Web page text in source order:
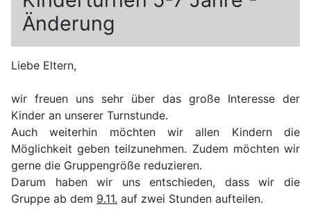
Änderung
Liebe Eltern,
wir freuen uns sehr über das große Interesse der
Kinder an unserer Turnstunde.
Auch weiterhin möchten wir allen Kindern die
Möglichkeit geben teilzunehmen. Zudem möchten wir
gerne die Gruppengröße reduzieren.
Darum haben wir uns entschieden, dass wir die
Gruppe ab dem 9.11. auf zwei Stunden aufteilen.